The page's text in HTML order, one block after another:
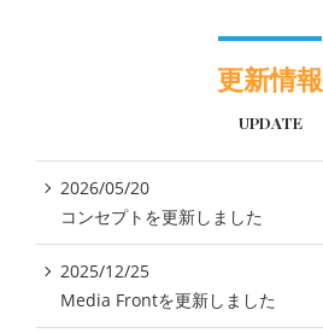
更新情報
UPDATE
2026/05/20
コンセプトを更新しました
2025/12/25
Media Frontを更新しました